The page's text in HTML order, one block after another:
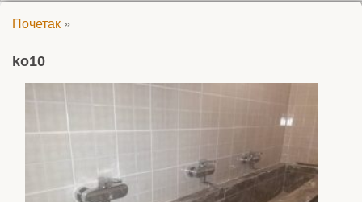
Почетак »
ko10